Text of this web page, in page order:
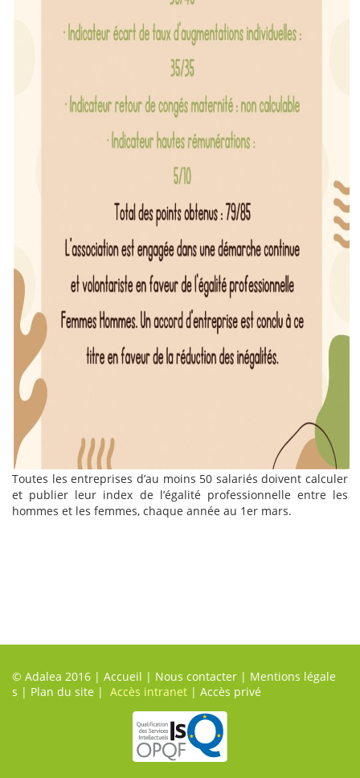
Toutes les entreprises d’au moins 50 salariés doivent calculer
et publier leur index de l’égalité professionnelle entre les
hommes et les femmes, chaque année au 1er mars.
© Adalea 2016 | Accueil | Nous contacter | Mentions légale
s | Plan du site | Accès intranet | Accès privé